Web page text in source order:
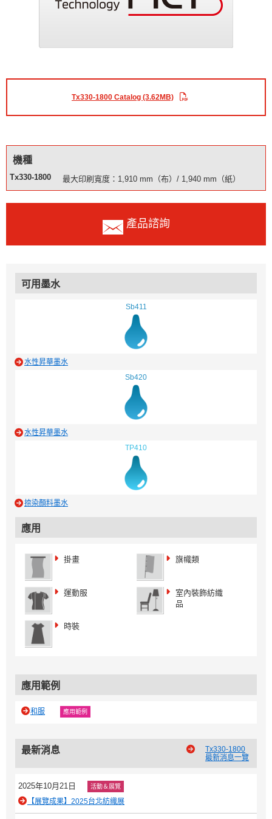
Tx330-1800 Catalog (3.62MB)
機種
Tx330-1800 最大印刷寬度：1,910 mm（布）/ 1,940 mm（紙）
產品諮詢
可用墨水
Sb411
水性昇華墨水
Sb420
水性昇華墨水
TP410
捺染顏料墨水
應用
掛畫 旗幟類
運動服
室內裝飾紡織
品
時裝
應用範例
和服 應用範例
最新消息
Tx330-1800
最新消息一覽
2025年10月21日 活動＆展覽
【展覽成果】2025台北紡織展